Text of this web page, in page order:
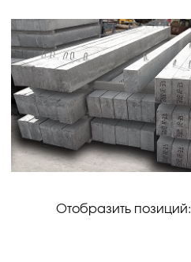
Отобразить позиций: